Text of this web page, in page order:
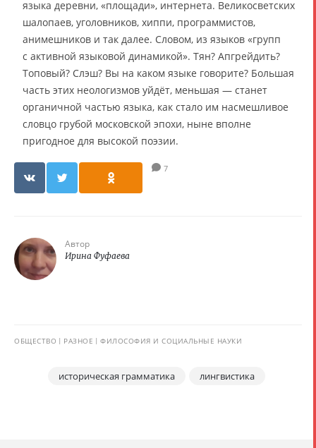
языка деревни, «площади», интернета. Великосветских
шалопаев, уголовников, хиппи, программистов,
анимешников и так далее. Словом, из языков «групп
с активной языковой динамикой». Тян? Апгрейдить?
Топовый? Слэш? Вы на каком языке говорите? Большая
часть этих неологизмов уйдёт, меньшая — станет
органичной частью языка, как стало им насмешливое
словцо грубой московской эпохи, ныне вполне
пригодное для высокой поэзии.
7
Автор
Ирина Фуфаева
ОБЩЕСТВО РАЗНОЕ ФИЛОСОФИЯ И СОЦИАЛЬНЫЕ НАУКИ
историческая грамматика лингвистика